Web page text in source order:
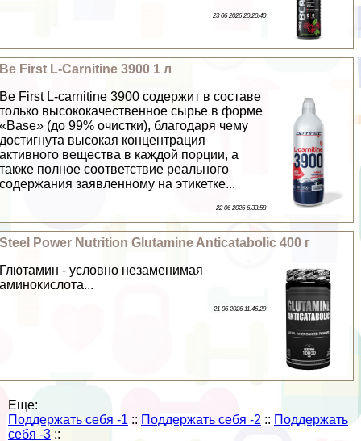
23 06 2026 20:20:40
Be First L-Carnitine 3900 1 л
Be First L-carnitine 3900 содержит в составе
только высококачественное сырье в форме
«Base» (до 99% очистки), благодаря чему
достигнута высокая концентрация
активного вещества в каждой порции, а
также полное соответствие реального
содержания заявленному на этикетке...
22 06 2026 6:33:58
Steel Power Nutrition Glutamine Anticatabolic 400 г
Глютамин - условно незаменимая
аминокислота...
21 06 2026 11:46:29
Еще:
Поддержать себя -1 :: Поддержать себя -2 :: Поддержать
себя -3 ::